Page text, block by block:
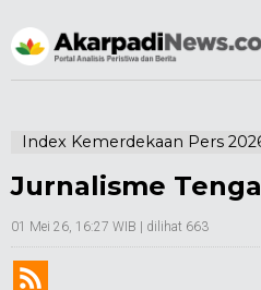
Index Kemerdekaan Pers
Jurnalisme
01 Mei 26, 16:27 WIB | dilihat 663